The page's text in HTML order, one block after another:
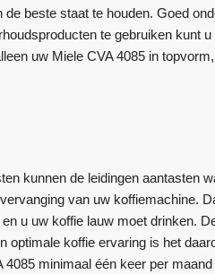
beste staat te houden. Goed
te gebruiken kunt
uw Miele CVA 4085 in
kunnen de leidingen aantasten
van uw koffiemachine.
u uw koffie lauw moet drinken.
koffie ervaring is het
minimaal één keer per